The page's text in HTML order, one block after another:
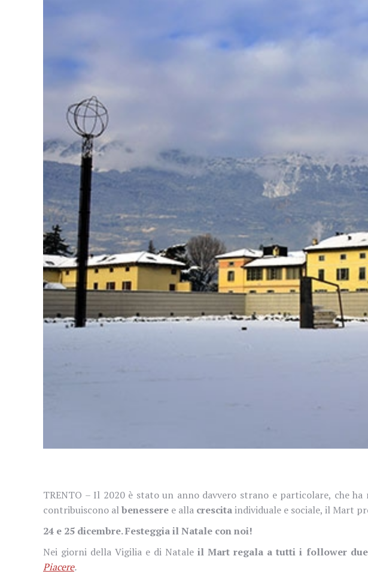
TRENTO – Il 2020 è stato un anno davvero strano e particolare, che
contribuiscono albenessere e alla crescitaindividuale e sociale, il Mart
24 e 25 dicembre. Festeggia il Natale con noi!
Nei giorni della Vigilia e di Nataleil Mart regala a tutti i follower
Piacere.